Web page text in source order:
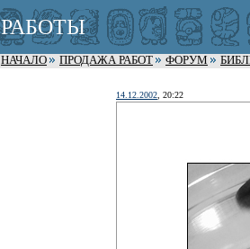
РАБОТЫ
НАЧАЛО ПРОДАЖА РАБОТ ФОРУМ
14.12.2002 , 20:22